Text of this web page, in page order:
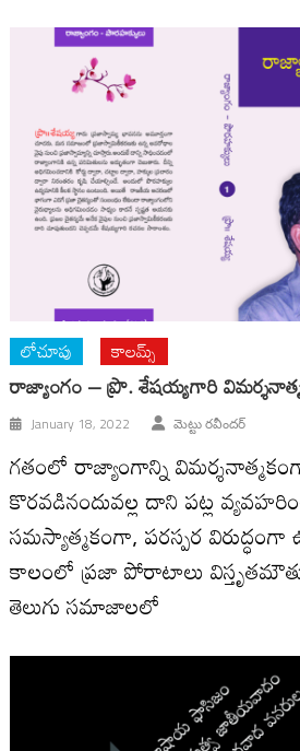
లోచూపు కాలమ్స్
రాజ్యాంగం – ప్రొ. శేషయ్యగారి
January 18, 2022 మెట్టు రవీందర్
గతంలో రాజ్యాంగాన్ని
కొరవడినందువల్ల దాని పట్ల
సమస్యాత్మకంగా, పరస్పర
కాలంలో ప్రజా పోరాటాలు
తెలుగు సమాజాలలో